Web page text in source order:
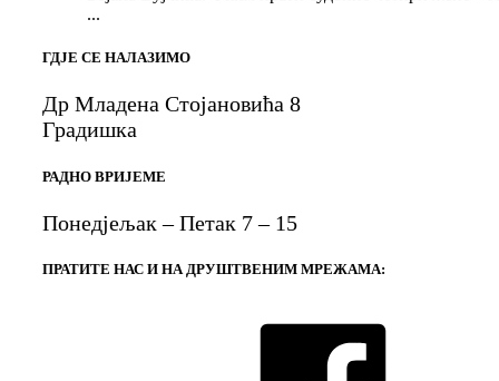
...
ГДЈЕ СЕ НАЛАЗИМО
Др Младена Стојановића 8
Градишка
РАДНО ВРИЈЕМЕ
Понедјељак – Петак 7 – 15
ПРАТИТЕ НАС И НА ДРУШТВЕНИМ МРЕЖАМА: